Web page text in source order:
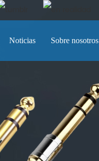
Noticias Sobre nosotros